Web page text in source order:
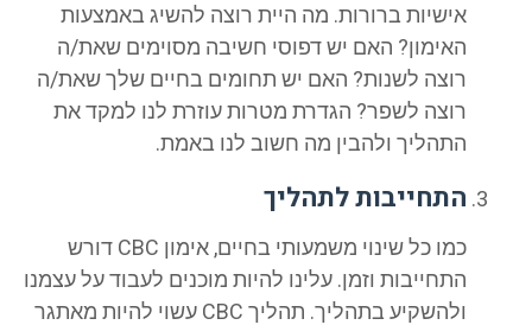
אישיות ברורות. מה היית רוצה להשיג באמצעות
האימון? האם יש דפוסי חשיבה מסוימים שאת/ה
רוצה לשנות? האם יש תחומים בחיים שלך שאת/ה
רוצה לשפר? הגדרת מטרות עוזרת לנו למקד את
התהליך ולהבין מה חשוב לנו באמת.
התחייבות לתהליך
כמו כל שינוי משמעותי בחיים, אימון CBC דורש
התחייבות וזמן. עלינו להיות מוכנים לעבוד על עצמנו
ולהשקיע בתהליך. תהליך CBC עשוי להיות מאתגר